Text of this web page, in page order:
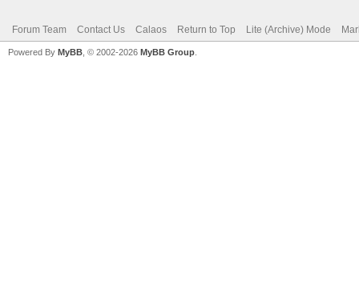
Forum Team Contact Us Calaos Return to Top Lite (Archive) Mode
Powered By MyBB , © 2002-2026 MyBB Group